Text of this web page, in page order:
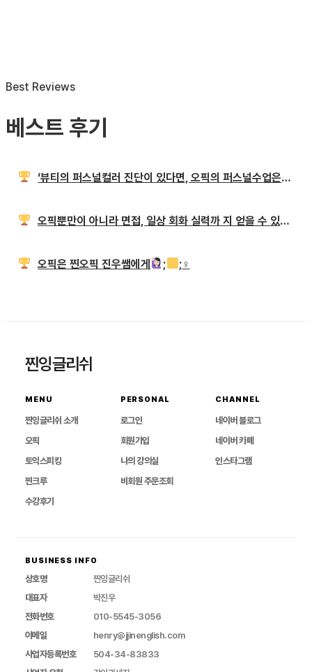
Best Reviews
베스트 후기
‘뷰티의 퍼스널컬러 진단이 있다면, 오픽의 퍼스널수업은 찐오픽으로!!’
오픽뿐만이 아니라 면접, 일상 회화 실력까 지 얻을 수 있는 진우쌤 오픽!
오픽은 찐오픽 진우쌤에게 ; ;♀
찐잉글리쉬
MENU
찐잉글리쉬 소개
오픽
토익스피킹
찐크루
수강후기
PERSONAL
로그인
회원가입
나의 강의실
비회원 주문조회
CHANNEL
네이버 블로그
네이버 카페
인스타그램
BUSINESS INFO
상호명
찐잉글리쉬
대표자
박진우
전화번호
010-5545-3056
이메일
henry@jjinenglish.com
사업자등록번호
504-34-83833